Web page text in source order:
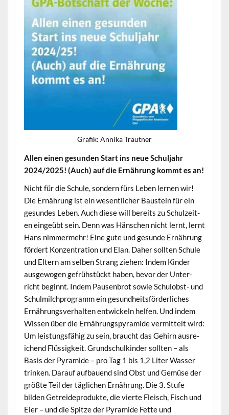
Grafik: Anni­ka Trautner
Allen einen gesun­den Start ins neue Schul­jahr
2024/2025! (Auch) auf die Ernährung kommt es an!
Nicht für die Schule, son­dern fürs Leben ler­nen wir!
Die Ernährung ist ein wesentlich­er Baustein für ein
gesun­des Leben. Auch diese will bere­its zu Schulzeit­
en eingeübt sein. Denn was Hän­schen nicht lernt, lernt
Hans nim­mer­mehr! Eine gute und gesunde Ernährung
fördert Konzen­tra­tion und Elan. Daher soll­ten Schule
und Eltern am sel­ben Strang ziehen: Indem Kinder
aus­ge­wogen gefrüh­stückt haben, bevor der Unter­
richt begin­nt. Indem Pausen­brot sowie Schu­lob­st- und
Schul­milch­pro­gramm ein gesund­heits­förder­lich­es
Ernährungsver­hal­ten entwick­eln helfen. Und indem
Wis­sen über die Ernährungspyra­mide ver­mit­telt wird:
Um leis­tungs­fähig zu sein, braucht das Gehirn aus­re­
ichend Flüs­sigkeit. Grund­schulkinder soll­ten – als
Basis der Pyra­mide – pro Tag 1 bis 1,2 Liter Wass­er
trinken. Darauf auf­bauend sind Obst und Gemüse der
größte Teil der täglichen Ernährung. Die 3. Stufe
bilden Getrei­de­pro­duk­te, die vierte Fleisch, Fisch und
Eier – und die Spitze der Pyra­mide Fette und